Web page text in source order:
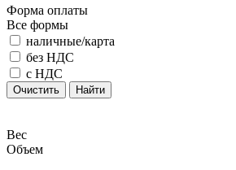
Форма оплаты
Все формы
наличные/карта
без НДС
с НДС
Очистить Найти
Вес
Объем